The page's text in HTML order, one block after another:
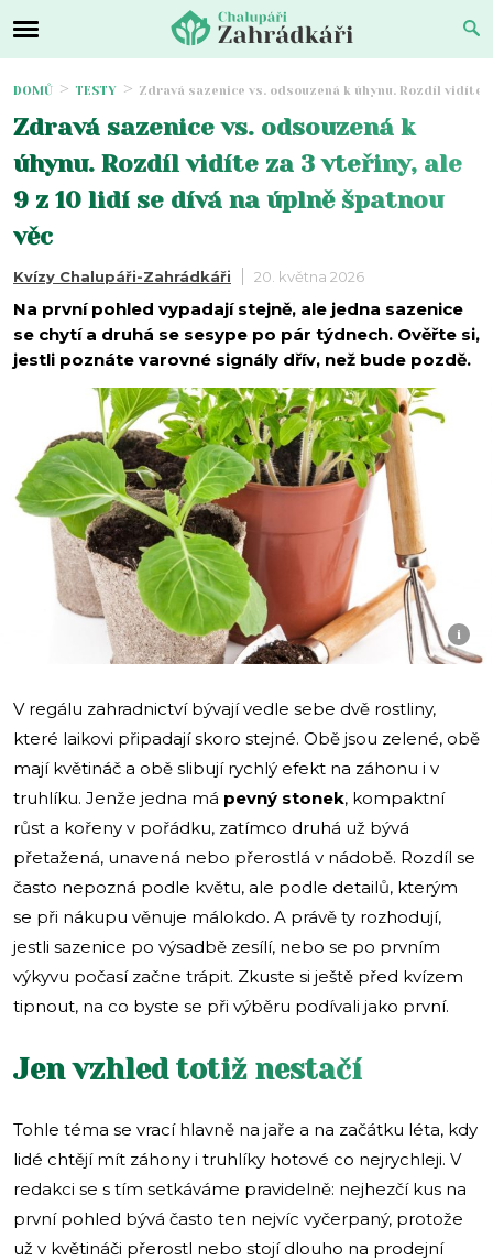
DOMŮ TESTY Zdravá sazenice vs. odsouzená k úhynu. Rozdíl vidíte
Zdravá sazenice vs. odsouzená k
úhynu. Rozdíl vidíte za 3 vteřiny, ale
9 z 10 lidí se dívá na úplně špatnou
věc
Kvízy Chalupáři-Zahrádkáři 20. května 2026
Na první pohled vypadají stejně, ale jedna sazenice
se chytí a druhá se sesype po pár týdnech. Ověřte si,
jestli poznáte varovné signály dřív, než bude pozdě.
i
V regálu zahradnictví bývají vedle sebe dvě rostliny,
které laikovi připadají skoro stejné. Obě jsou zelené, obě
mají květináč a obě slibují rychlý efekt na záhonu i v
truhlíku. Jenže jedna má pevný stonek, kompaktní
růst a kořeny v pořádku, zatímco druhá už bývá
přetažená, unavená nebo přerostlá v nádobě. Rozdíl se
často nepozná podle květu, ale podle detailů, kterým
se při nákupu věnuje málokdo. A právě ty rozhodují,
jestli sazenice po výsadbě zesílí, nebo se po prvním
výkyvu počasí začne trápit. Zkuste si ještě před kvízem
tipnout, na co byste se při výběru podívali jako první.
Jen vzhled totiž nestačí
Tohle téma se vrací hlavně na jaře a na začátku léta, kdy
lidé chtějí mít záhony i truhlíky hotové co nejrychleji. V
redakci se s tím setkáváme pravidelně: nejhezčí kus na
první pohled bývá často ten nejvíc vyčerpaný, protože
už v květináči přerostl nebo stojí dlouho na prodejní